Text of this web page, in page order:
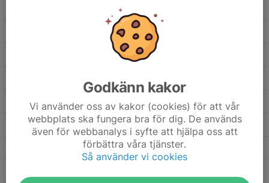
10 Freyja Frejborn
31 Engla Stavered 5 0 0 0
Emma Mowitz 8 0
Godkänn kakor
Vi använder oss av kakor (cookies) för att vår
webbplats ska fungera bra för dig. De används
även för webbanalys i syfte att hjälpa oss att
förbättra våra tjänster.
Så använder vi cookies